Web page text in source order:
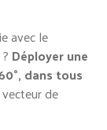
avec le
Déployer une
dans tous
de